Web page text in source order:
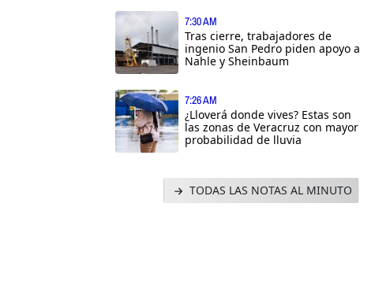
7:30 AM
Tras cierre, trabajadores de
ingenio San Pedro piden apoyo a
Nahle y Sheinbaum
7:26 AM
¿Lloverá donde vives? Estas son
las zonas de Veracruz con mayor
probabilidad de lluvia
TODAS LAS NOTAS AL MINUTO